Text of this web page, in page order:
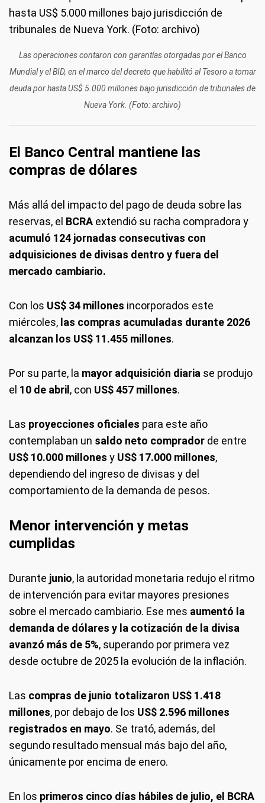
Las operaciones contaron con garantías otorgadas por el Banco
Mundial y el BID, en el marco del decreto que habilitó al Tesoro a tomar
deuda por hasta US$ 5.000 millones bajo jurisdicción de tribunales de
Nueva York. (Foto: archivo)
El Banco Central mantiene las
compras de dólares
Más allá del impacto del pago de deuda sobre las
reservas, el BCRA extendió su racha compradora y
acumuló 124 jornadas consecutivas con
adquisiciones de divisas dentro y fuera del
mercado cambiario.
Con los US$ 34 millones incorporados este
miércoles, las compras acumuladas durante 2026
alcanzan los US$ 11.455 millones.
Por su parte, la mayor adquisición diaria se produjo
el 10 de abril , con US$ 457 millones.
Las proyecciones oficiales para este año
contemplaban un saldo neto comprador de entre
US$ 10.000 millones y US$ 17.000 millones,
dependiendo del ingreso de divisas y del
comportamiento de la demanda de pesos.
Menor intervención y metas
cumplidas
Durante junio, la autoridad monetaria redujo el ritmo
de intervención para evitar mayores presiones
sobre el mercado cambiario. Ese mes aumentó la
demanda de dólares y la cotización de la divisa
avanzó más de 5%, superando por primera vez
desde octubre de 2025 la evolución de la inflación.
Las compras de junio totalizaron US$ 1.418
millones, por debajo de los US$ 2.596 millones
registrados en mayo. Se trató, además, del
segundo resultado mensual más bajo del año,
únicamente por encima de enero.
En los primeros cinco días hábiles de julio, el BCRA